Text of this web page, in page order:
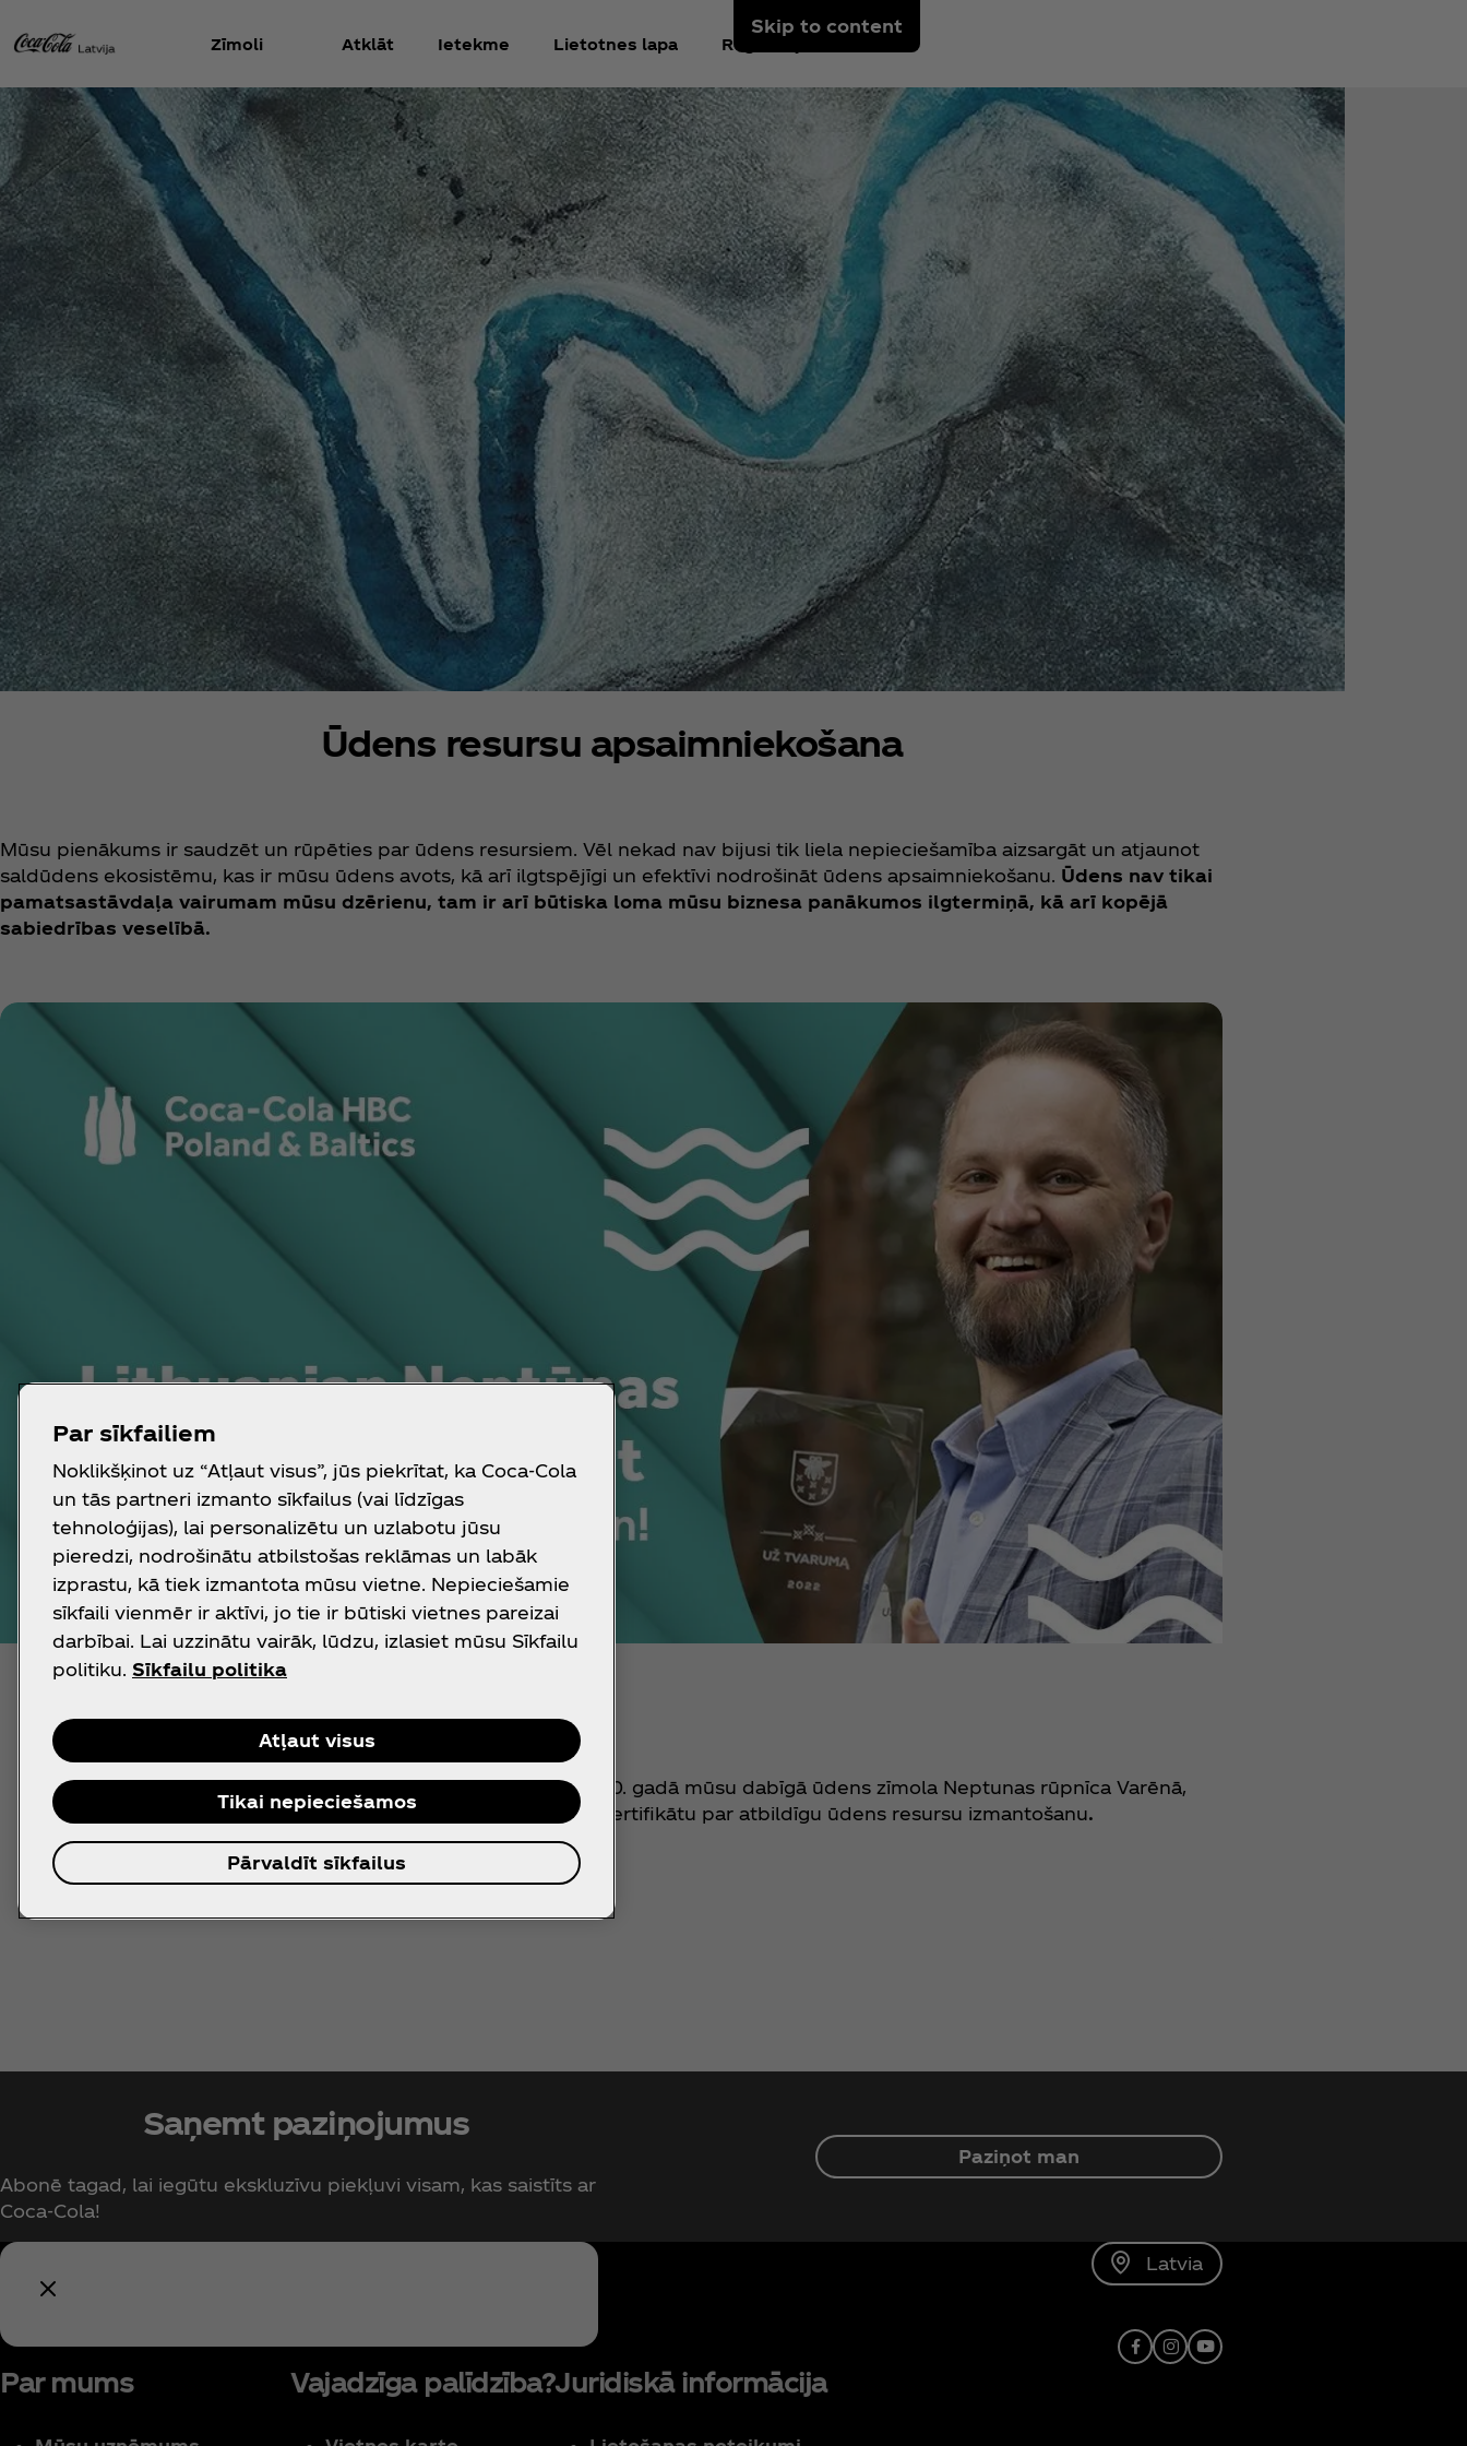
Skip to content
Zīmoli Atklāt Ietekme Lietotnes lapa Reģistrējieties
Ūdens resursu apsaimniekošana
Mūsu pienākums ir saudzēt un rūpēties par ūdens resursiem. Vēl nekad nav bijusi tik liela nepieciešamība aizsargāt un atjaunot
saldūdens ekosistēmu, kas ir mūsu ūdens avots, kā arī ilgtspējīgi un efektīvi nodrošināt ūdens apsaimniekošanu. Ūdens nav tikai
pamatsastāvdaļa vairumam mūsu dzērienu, tam ir arī būtiska loma mūsu biznesa panākumos ilgtermiņā, kā arī kopējā
sabiedrības veselībā.
Neptunas piešķirts AWS sertifikāts
Mūsu pienākums ir saudzēt un aizsargāt ūdens resursus. 2020. gadā mūsu dabīgā ūdens zīmola Neptunas rūpnīca Varēnā,
Lietuvā saņēma Alliance for Water Stewardship (AWS) Zelta sertifikātu par atbildīgu ūdens resursu izmantošanu.
Lasīt vairāk
Saņemt paziņojumus
Abonē tagad, lai iegūtu ekskluzīvu piekļuvi visam, kas saistīts ar
Coca‑Cola!
Paziņot man
Latvia
Par mums Vajadzīga palīdzība?Juridiskā informācija
Facebook
Instagram
Youtube
Par sīkfailiem
Noklikšķinot uz “Atļaut visus”, jūs piekrītat, ka Coca‑Cola
un tās partneri izmanto sīkfailus (vai līdzīgas
tehnoloģijas), lai personalizētu un uzlabotu jūsu
pieredzi, nodrošinātu atbilstošas reklāmas un labāk
izprastu, kā tiek izmantota mūsu vietne. Nepieciešamie
sīkfaili vienmēr ir aktīvi, jo tie ir būtiski vietnes pareizai
darbībai. Lai uzzinātu vairāk, lūdzu, izlasiet mūsu Sīkfailu
politiku. Sīkfailu politika
Atļaut visus
Tikai nepieciešamos
Pārvaldīt sīkfailus